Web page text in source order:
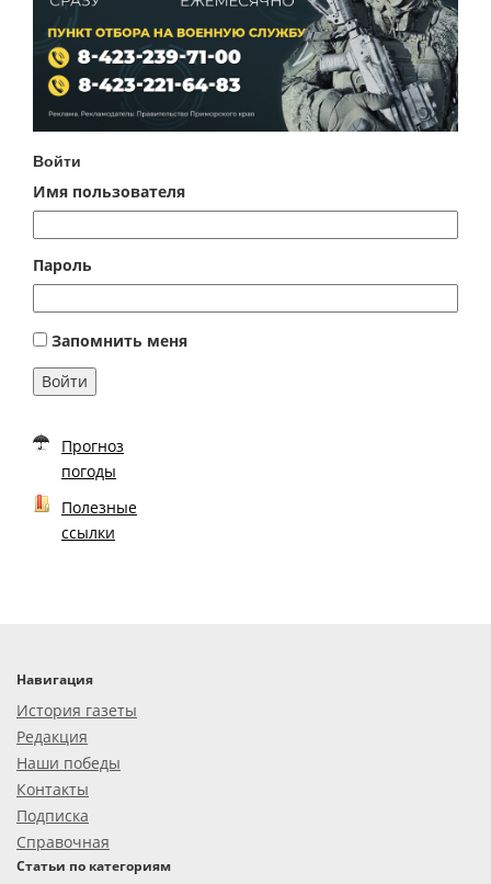
Войти
Имя пользователя
Пароль
Запомнить меня
Войти
Прогноз
погоды
Полезные
ссылки
Навигация
История газеты
Редакция
Наши победы
Контакты
Подписка
Справочная
Статьи по категориям